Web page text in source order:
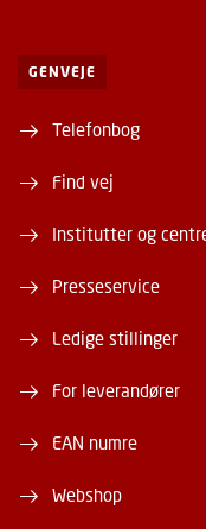
GENVEJE
Telefonbog
Find vej
Institutter og
Presseservice
Ledige stillinger
For leverandører
EAN numre
Webshop